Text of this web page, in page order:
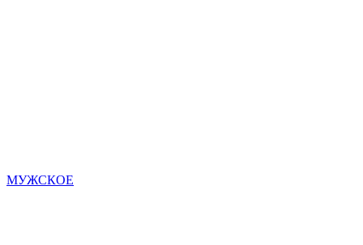
МУЖСКОЕ